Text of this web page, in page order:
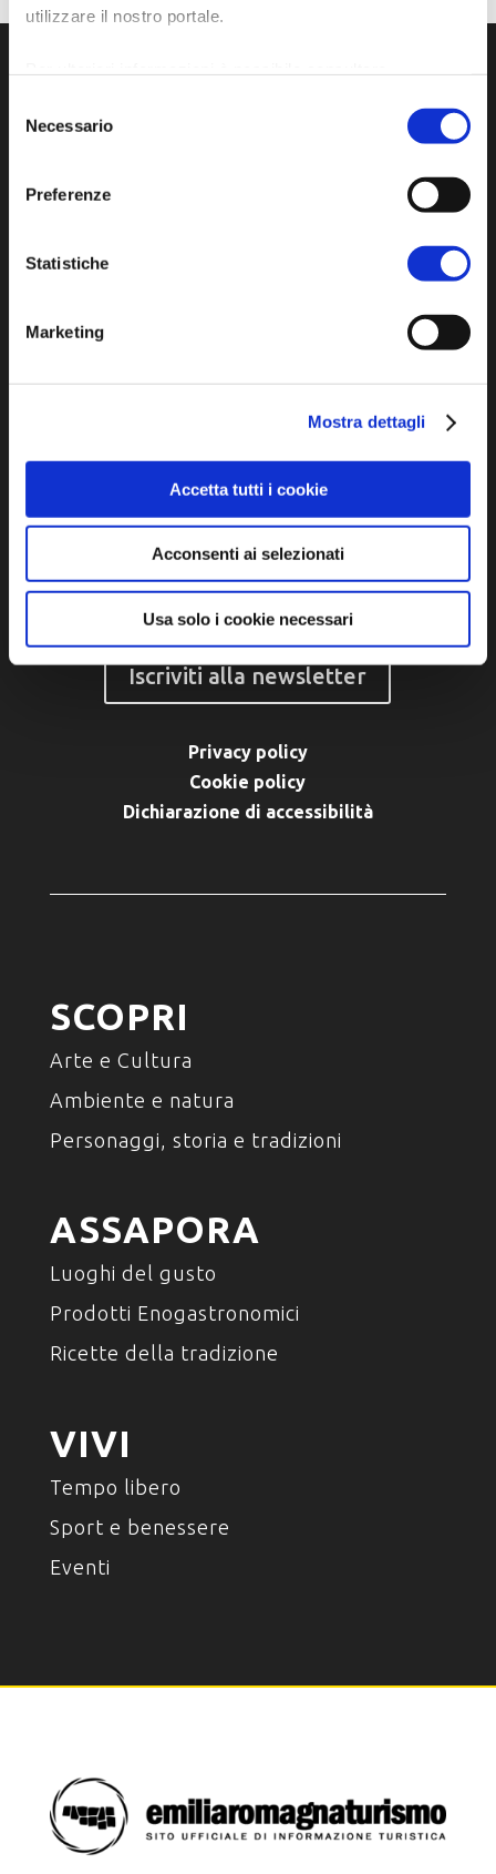
utilizzare il nostro portale.
delNecessario
Preferenze
Statistiche
Marketing
Mostra dettagli
Accetta tutti i cookie
Acconsenti ai selezionati
Usa solo i cookie necessari
48012 Bagnacavallo (RA)
Tel. +39 0545 280898
P.IVA e Cod. Fiscale 02291370399
P.E.C. pg.unione.labassaromagna.it@legalmail.it
Iscriviti alla newsletter
Privacy policy
Cookie policy
Dichiarazione di accessibilità
SCOPRI
Arte e Cultura
Ambiente e natura
Personaggi, storia e tradizioni
ASSAPORA
Luoghi del gusto
Prodotti Enogastronomici
Ricette della tradizione
VIVI
Tempo libero
Sport e benessere
Eventi